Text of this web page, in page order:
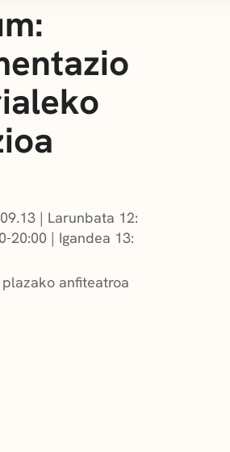
| Larunbata 12:
20:00 | Igandea 13:
anfiteatroa